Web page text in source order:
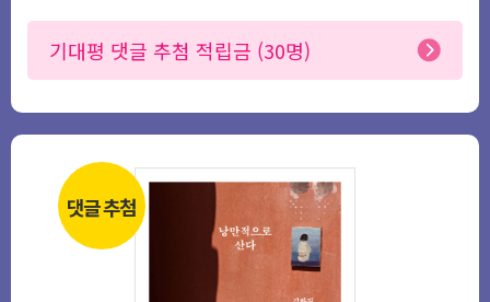
기대평 댓글 추첨 적립금 (30명)
댓글 추첨